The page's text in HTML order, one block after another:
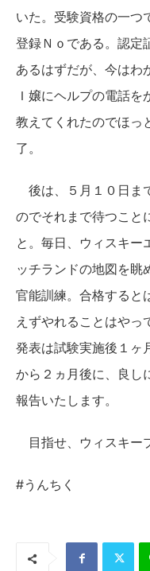
いた。受験資格の一つ
登録Ｎｏである。認定
あるはずだが、今はわ
Ｉ嬢にヘルプの電話
教えてくれたのでほっ
了。
後は、５月１０日ま
のでそれまで待つこと
と。毎日、ウィスキー
ッチランドの地図を眺
官能訓練。合格すると
えずやれることはやっ
発表は試験実施後１ヶ
から２ヵ月後に、良し
報告いたします。
目指せ、ウィスキー
#うんちく